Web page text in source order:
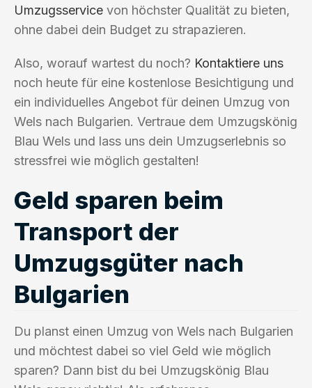
Umzugsservice von höchster Qualität zu bieten,
ohne dabei dein Budget zu strapazieren.
Also, worauf wartest du noch? Kontaktiere uns
noch heute für eine kostenlose Besichtigung und
ein individuelles Angebot für deinen Umzug von
Wels nach Bulgarien. Vertraue dem Umzugskönig
Blau Wels und lass uns dein Umzugserlebnis so
stressfrei wie möglich gestalten!
Geld sparen beim
Transport der
Umzugsgüter nach
Bulgarien
Du planst einen Umzug von Wels nach Bulgarien
und möchtest dabei so viel Geld wie möglich
sparen? Dann bist du bei Umzugskönig Blau